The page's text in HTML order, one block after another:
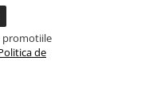
promotiile
de